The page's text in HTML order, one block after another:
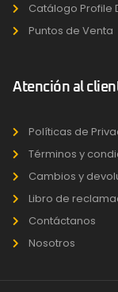
Catálogo Profile
Puntos de Venta
Atención al
Políticas de
Términos y
Cambios y
Libro de
Contáctanos
Nosotros